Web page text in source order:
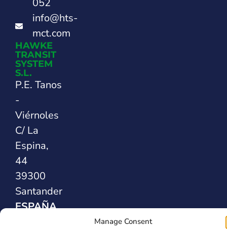
Manage Consent
052
info@hts-
mct.com
HAWKE
TRANSIT
SYSTEM
S.L.
P.E. Tanos
-
Viérnoles
C/ La
Espina,
44
39300
Santander
ESPAÑA